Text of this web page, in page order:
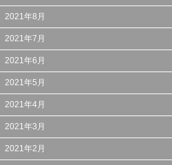
2021年8月
2021年7月
2021年6月
2021年5月
2021年4月
2021年3月
2021年2月